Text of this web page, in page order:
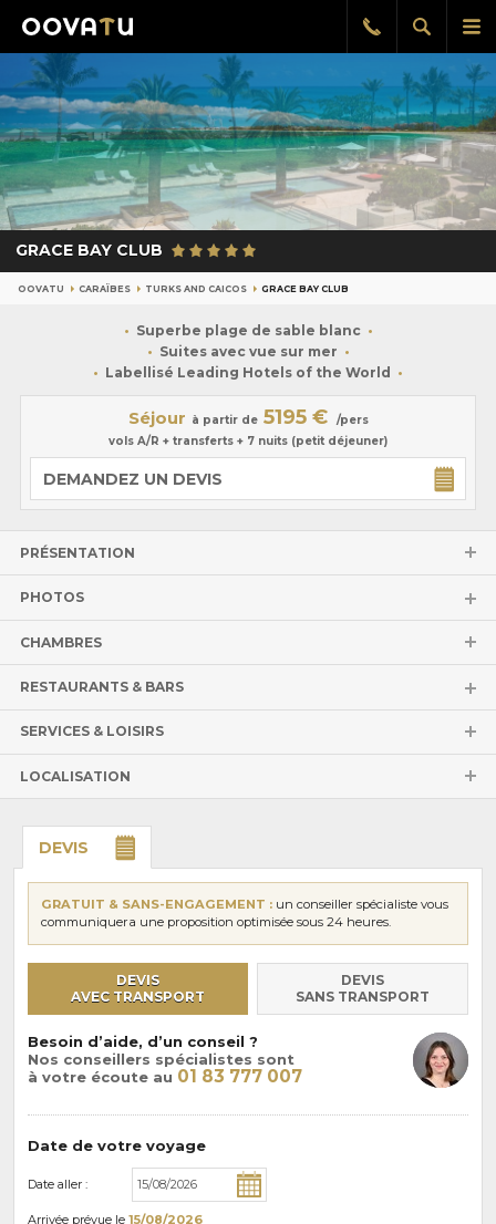
le
Afficher
la
Rappel
gratuit
GRACE BAY CLUB
OOVATU CARAÏBES TURKS AND CAICOS GRACE BAY CLUB
Superbe plage de sable blanc
Suites avec vue sur mer
Labellisé Leading Hotels of the World
Séjour à partir de 5195 €
/pers
vols A/R + transferts + 7 nuits (petit déjeuner)
DEMANDEZ UN DEVIS
PRÉSENTATION
PHOTOS
CHAMBRES
RESTAURANTS & BARS
SERVICES & LOISIRS
LOCALISATION
DEVIS
GRATUIT & SANS-ENGAGEMENT : un conseiller spécialiste vous
communiquera une proposition optimisée sous 24 heures.
DEVIS
AVEC TRANSPORT
DEVIS
SANS TRANSPORT
Besoin d’aide, d’un conseil ?
Nos conseillers spécialistes sont
à votre écoute au 01 83 777 007
Date de votre voyage
Date aller :
Arrivée prévue le 15/08/2026